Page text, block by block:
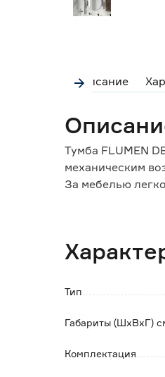
Описание
Тумба FLUMEN
механическим
За мебелью
встроенными
Изделие
Тип
Габариты (ШхВхГ)
Комплектация